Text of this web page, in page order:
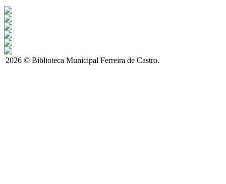
2026 © Biblioteca Municipal Ferreira de Castro.